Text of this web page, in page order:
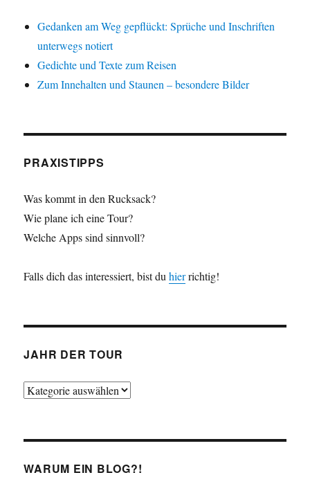
Gedanken am Weg gepflückt: Sprüche und Inschriften
unterwegs notiert
Gedichte und Texte zum Reisen
Zum Innehalten und Staunen – besondere Bilder
PRAXISTIPPS
Was kommt in den Rucksack?
Wie plane ich eine Tour?
Welche Apps sind sinnvoll?
Falls dich das interessiert, bist duhierrichtig!
JAHR DER TOUR
Jahr
WARUM EIN BLOG?!